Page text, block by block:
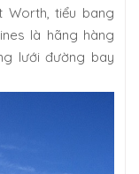
Worth, tiểu bang
là hãng hàng
lưới đường bay